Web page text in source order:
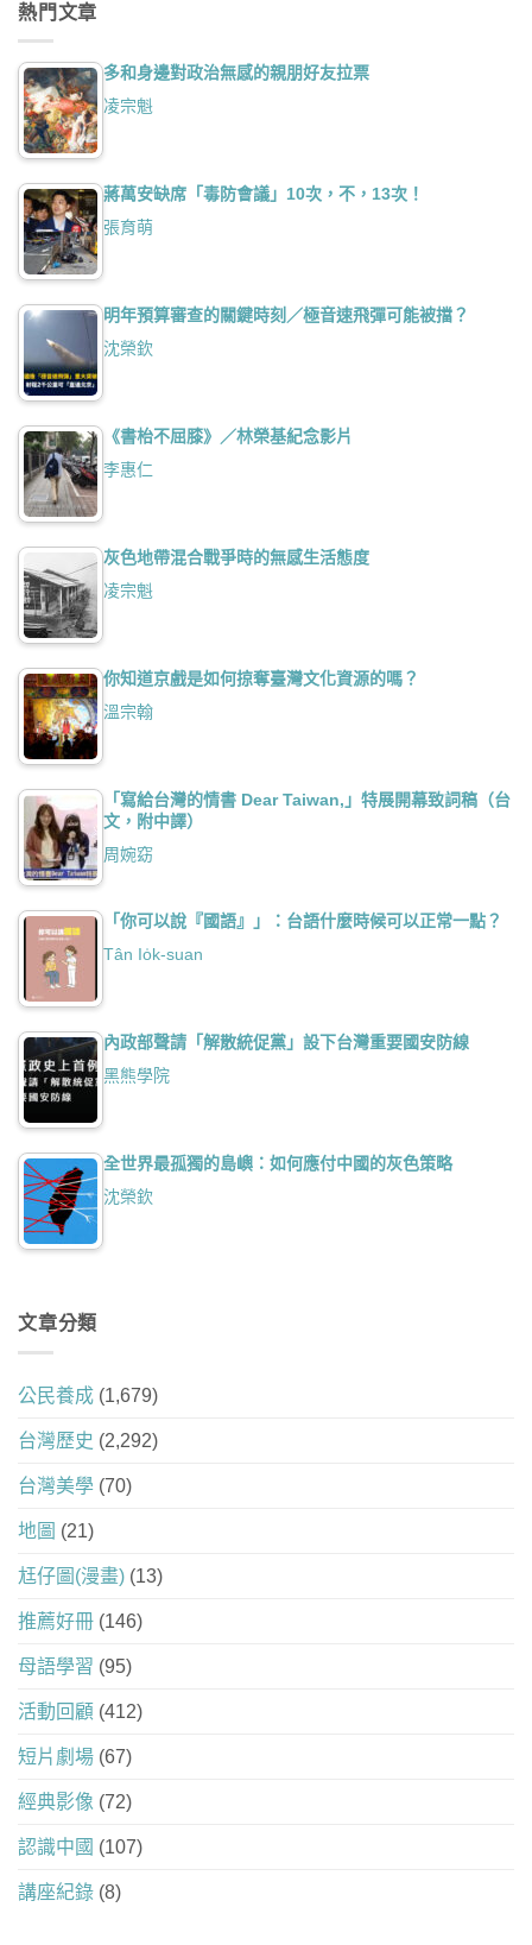
熱門文章
多和身邊對政治無感的親朋好友拉票
凌宗魁
蔣萬安缺席「毒防會議」10次，不，13次！
張育萌
明年預算審查的關鍵時刻／極音速飛彈可能被擋？
沈榮欽
《書枱不屈膝》／林榮基紀念影片
李惠仁
灰色地帶混合戰爭時的無感生活態度
凌宗魁
你知道京戲是如何掠奪臺灣文化資源的嗎？
溫宗翰
「寫給台灣的情書 Dear Taiwan,」特展開幕致詞稿（台
文，附中譯）
周婉窈
「你可以說『國語』」：台語什麼時候可以正常一點？
Tân Io̍k-suan
內政部聲請「解散統促黨」設下台灣重要國安防線
黑熊學院
全世界最孤獨的島嶼：如何應付中國的灰色策略
沈榮欽
文章分類
公民養成 (1,679)
台灣歷史 (2,292)
台灣美學 (70)
地圖 (21)
尪仔圖(漫畫) (13)
推薦好冊 (146)
母語學習 (95)
活動回顧 (412)
短片劇場 (67)
經典影像 (72)
認識中國 (107)
講座紀錄 (8)